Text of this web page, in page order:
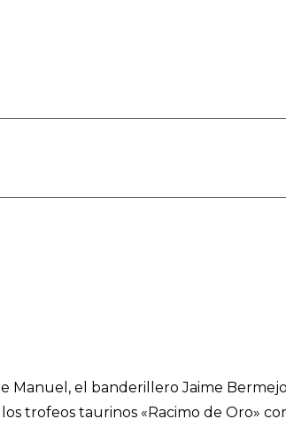
Manuel, el banderillero Jaime
trofeos taurinos «Racimo de Oro»